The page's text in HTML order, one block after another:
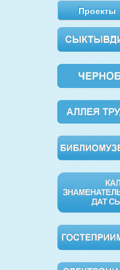
Проекты
Вишневый сад Обломов